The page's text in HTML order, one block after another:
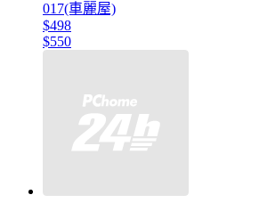
017(車麗屋)
$498
$550